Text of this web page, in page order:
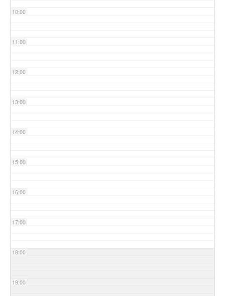
10:00
11:00
12:00
13:00
14:00
15:00
16:00
17:00
18:00
19:00